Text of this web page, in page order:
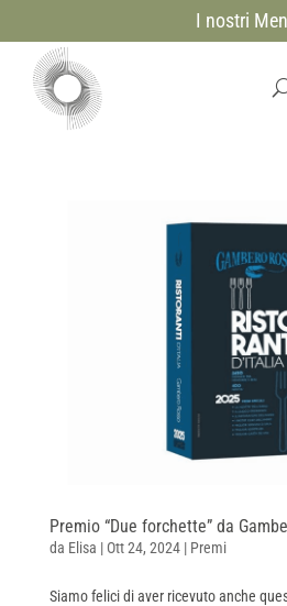
I nostri
Premio “Due forchette” da
da Elisa | Ott 24, 2024| Premi
Siamo felici di aver ricevuto anche